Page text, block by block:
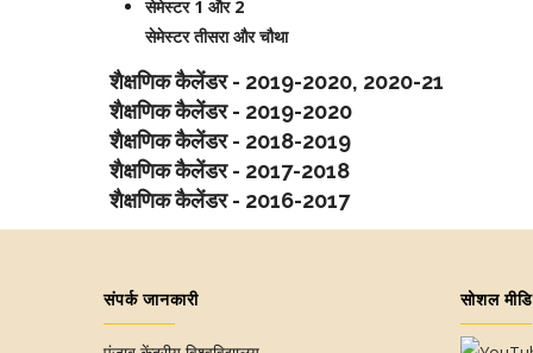
सेमेस्टर 1 और 2
सेमेस्टर तीसरा और चौथा
शैक्षणिक कैलेंडर - 2019-2020, 2020-21
शैक्षणिक कैलेंडर - 2019-2020
शैक्षणिक कैलेंडर - 2018-2019
शैक्षणिक कैलेंडर - 2017-2018
शैक्षणिक कैलेंडर - 2016-2017
संपर्क जानकारी सोशल